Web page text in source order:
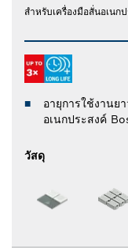
สำหรับเครื่องมือสั่นอเนกป
อายุการใช้งานย
อเนกประสงค์
วัสดุ